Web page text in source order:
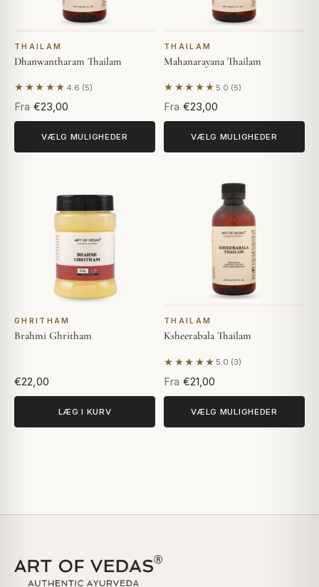
THAILAM
Dhanwantharam Thailam
★★★★★ 4.6 (5)
Baseret på 5 anmeldelser
Fra €23,00
VÆLG MULIGHEDER
THAILAM
Mahanarayana Thailam
★★★★★ 5.0 (5)
Baseret på 5 anmeldelser
Fra €23,00
VÆLG MULIGHEDER
GHRITHAM
Brahmi Ghritham
€22,00
LÆG I KURV
THAILAM
Ksheerabala Thailam
★★★★★ 5.0 (3)
Baseret på 3 anmeldelser
Fra €21,00
VÆLG MULIGHEDER